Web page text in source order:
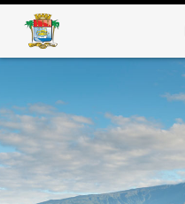
Panneau de gestion des